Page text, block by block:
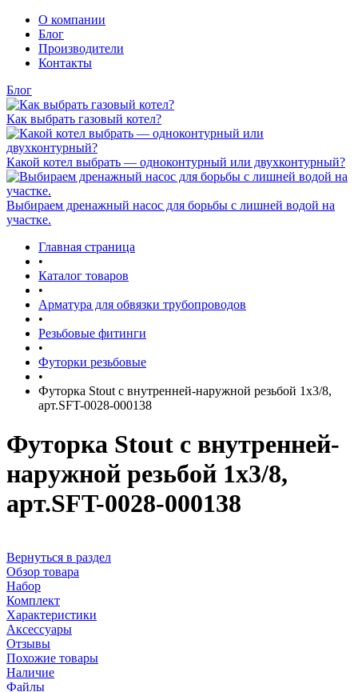
О компании
Блог
Производители
Контакты
Блог
Как выбрать газовый котел?
Какой котел выбрать — одноконтурный или двухконтурный?
Выбираем дренажный насос для борьбы с лишней водой на
участке.
Главная страница
•
Каталог товаров
•
Арматура для обвязки трубопроводов
•
Резьбовые фитинги
•
Футорки резьбовые
•
Футорка Stout с внутренней-наружной резьбой 1x3/8,
арт.SFT-0028-000138
Футорка Stout с внутренней-
наружной резьбой 1x3/8,
арт.SFT-0028-000138
Вернуться в раздел
Обзор товара
Набор
Комплект
Характеристики
Аксессуары
Отзывы
Похожие товары
Наличие
Файлы